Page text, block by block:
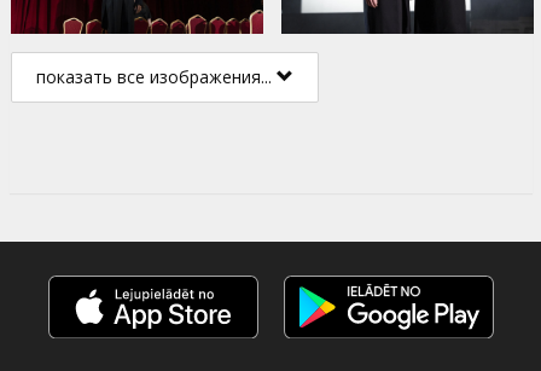
показать все изображения...